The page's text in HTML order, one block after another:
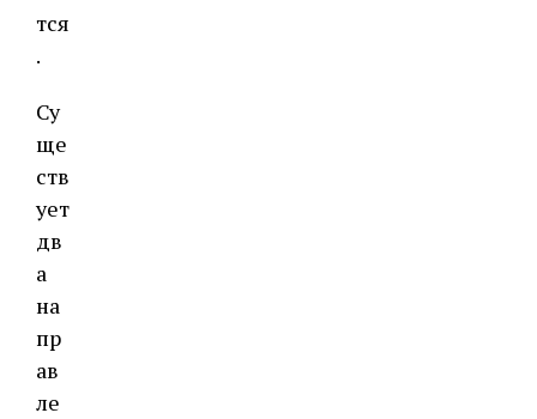
тся
.
Су
ще
ств
ует
дв
а
на
пр
ав
ле